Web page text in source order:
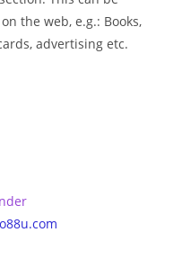
the web, e.g.: Books,
advertising etc.